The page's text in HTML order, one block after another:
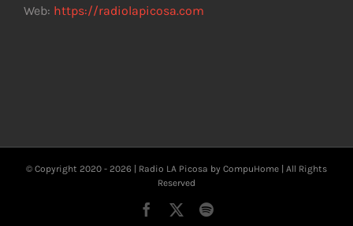
Web: https://radiolapicosa.com
© Copyright 2020 - 2026 | Radio LA Picosa by CompuHome | All Rights
Reserved
Facebook Spotify